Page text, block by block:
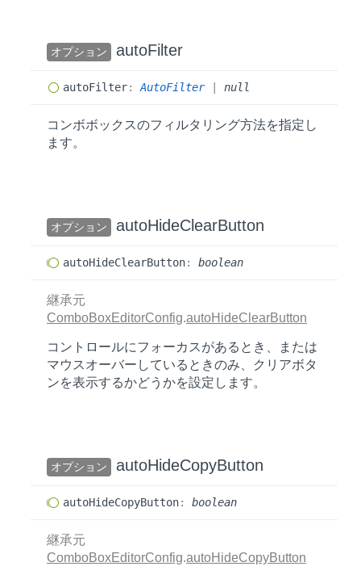
オプション autoFilter
autoFilter: AutoFilter| null
コンボボックスのフィルタリング方法を指定し
ます。
オプション autoHideClearButton
autoHideClearButton: boolean
継承元
ComboBoxEditorConfig.autoHideClearButton
コントロールにフォーカスがあるとき、または
マウスオーバーしているときのみ、クリアボタ
ンを表示するかどうかを設定します。
オプション autoHideCopyButton
autoHideCopyButton: boolean
継承元
ComboBoxEditorConfig.autoHideCopyButton